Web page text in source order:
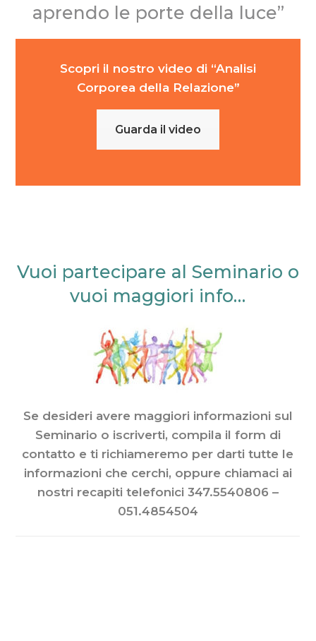
aprendo le porte della luce”
Scopri il nostro video di “Analisi
Corporea della Relazione”
Guarda il video
Vuoi partecipare al Seminario o
vuoi maggiori info…
Se desideri avere maggiori informazioni sul
Seminario o iscriverti, compila il form di
contatto e ti richiameremo per darti tutte le
informazioni che cerchi, oppure chiamaci ai
nostri recapiti telefonici 347.5540806 –
051.4854504